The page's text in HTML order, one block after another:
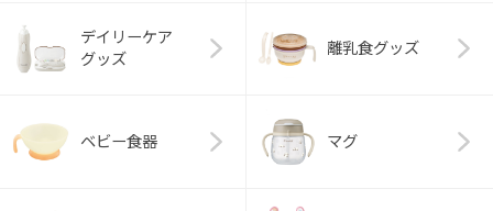
デイリーケア
グッズ
離乳食グッズ
ベビー食器 マグ